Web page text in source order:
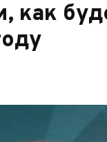
как